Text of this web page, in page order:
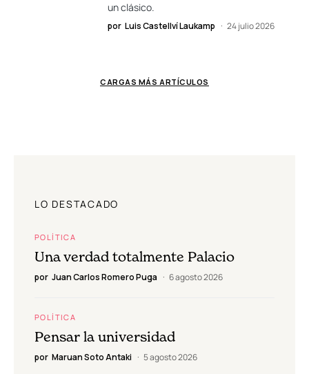
un clásico.
por Luis Castellví Laukamp 24 julio 2026
CARGAS MÁS ARTÍCULOS
LO DESTACADO
POLÍTICA
Una verdad totalmente Palacio
por Juan Carlos Romero Puga 6 agosto 2026
POLÍTICA
Pensar la universidad
por Maruan Soto Antaki 5 agosto 2026